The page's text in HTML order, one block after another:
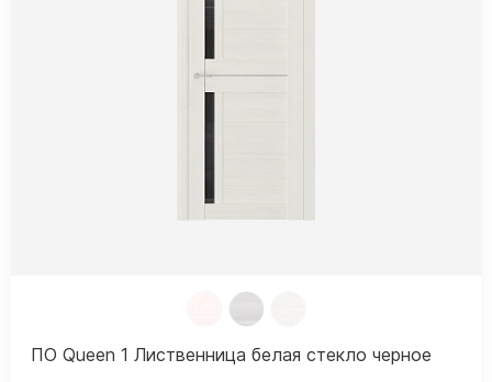
ПО Queen 1 Лиственница белая стекло черное